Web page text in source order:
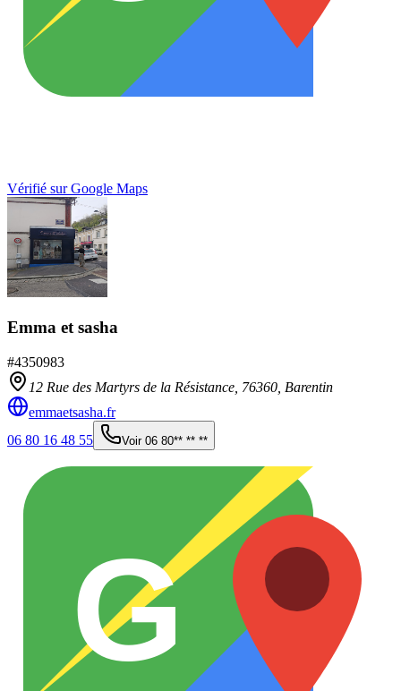
Vérifié sur Google Maps
Emma et sasha
#4350983
12 Rue des Martyrs de la Résistance, 76360 Barentin
emmaetsasha.fr
06 80 16 48 55
Voir 06 80** ** **
G